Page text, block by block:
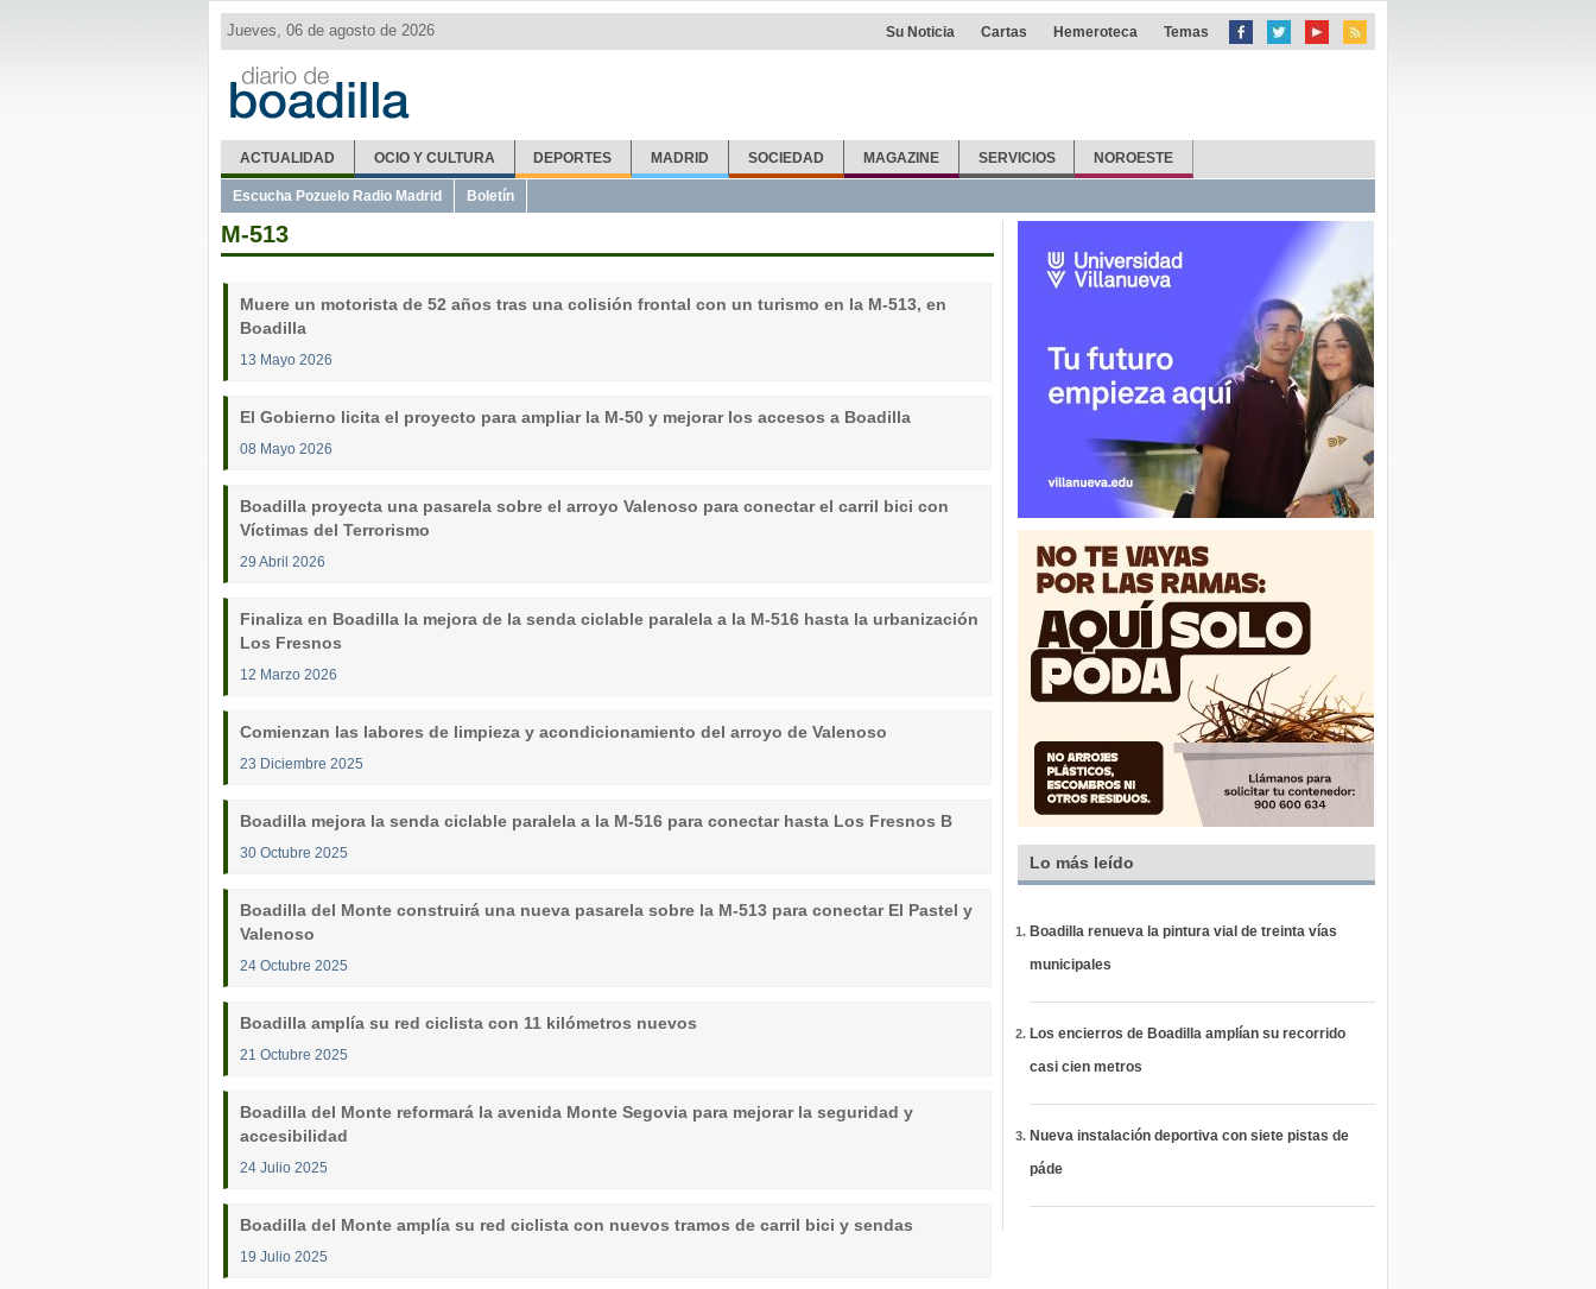
Jueves, 06 de agosto de 2026 Su Noticia Cartas Hemeroteca Temas
ACTUALIDAD OCIO Y CULTURA DEPORTES MADRID SOCIEDAD MAGAZINE SERVICIOS NOROESTE
Escucha Pozuelo Radio Madrid Boletín
M-513
Muere un motorista de 52 años tras una colisión frontal con un turismo en la M-513, en
Boadilla
13 Mayo 2026
El Gobierno licita el proyecto para ampliar la M-50 y mejorar los accesos a Boadilla
08 Mayo 2026
Boadilla proyecta una pasarela sobre el arroyo Valenoso para conectar el carril bici con
Víctimas del Terrorismo
29 Abril 2026
Finaliza en Boadilla la mejora de la senda ciclable paralela a la M-516 hasta la urbanización
Los Fresnos
12 Marzo 2026
Comienzan las labores de limpieza y acondicionamiento del arroyo de Valenoso
23 Diciembre 2025
Boadilla mejora la senda ciclable paralela a la M-516 para conectar hasta Los Fresnos B
30 Octubre 2025
Boadilla del Monte construirá una nueva pasarela sobre la M-513 para conectar El Pastel y
Valenoso
24 Octubre 2025
Boadilla amplía su red ciclista con 11 kilómetros nuevos
21 Octubre 2025
Boadilla del Monte reformará la avenida Monte Segovia para mejorar la seguridad y
accesibilidad
24 Julio 2025
Boadilla del Monte amplía su red ciclista con nuevos tramos de carril bici y sendas
19 Julio 2025
Lo más leído
Boadilla renueva la pintura vial de treinta vías
municipales
Los encierros de Boadilla amplían su recorrido
casi cien metros
Nueva instalación deportiva con siete pistas de
páde